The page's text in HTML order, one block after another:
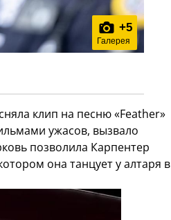
+5
Галерея
клип на песню «Feather»
ужасов, вызвало
позволила Карпентер
она танцует у алтаря в